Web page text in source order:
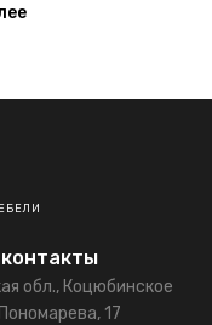
обл., Коцюбинское
17